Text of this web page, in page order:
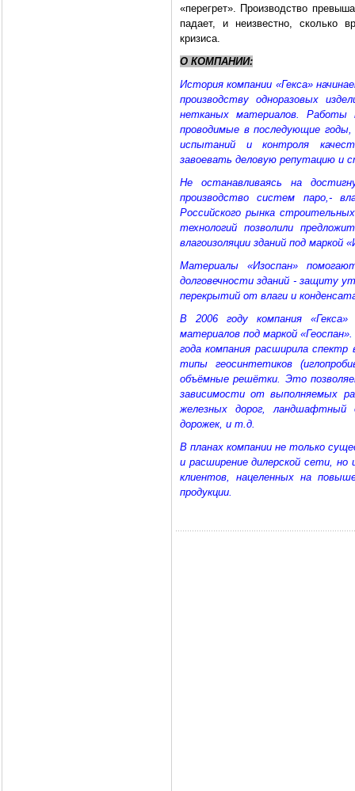
«перегрет». Производство
падает, и неизвестно, сколько
кризиса.
О КОМПАНИИ:
История компании «Гекса»
производству одноразовых
нетканых материалов. Работы
проводимые в последующие
испытаний и контроля
завоевать деловую репутацию и
Не останавливаясь на
производство систем паро,-
Российского рынка
технологий позволили
влагоизоляции зданий под маркой
Материалы «Изоспан»
долговечности зданий - защиту
перекрытий от влаги и
В 2006 году компания
материалов под маркой
года компания расширила
типы геосинтетиков
объёмные решётки. Это
зависимости от выполняемых
железных дорог, ландшафтный
дорожек, и т.д.
В планах компании не только
и расширение дилерской сети, но
клиентов, нацеленных на
продукции.